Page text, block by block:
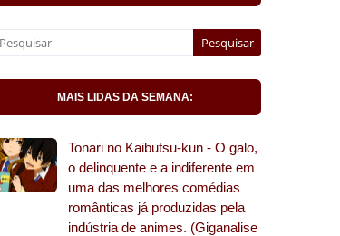
MAIS LIDAS DA SEMANA:
Tonari no Kaibutsu-kun - O galo,
o delinquente e a indiferente em
uma das melhores comédias
românticas já produzidas pela
indústria de animes. (Giganalise